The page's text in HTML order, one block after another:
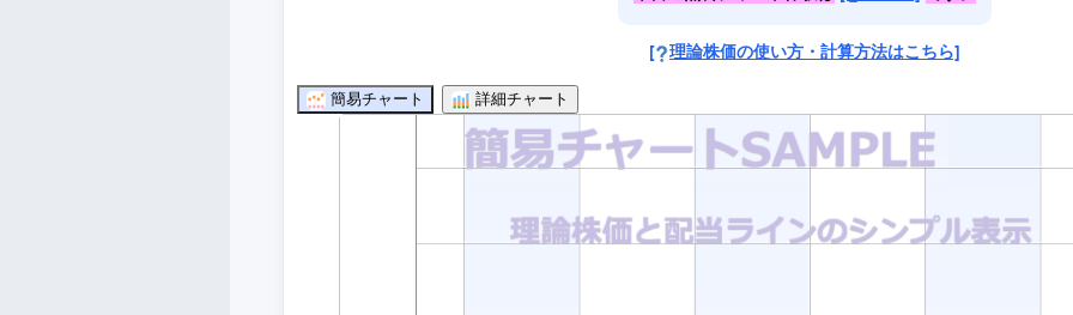
[ 理論株価の使い方・計算方法はこちら]
簡易チャート 詳細チャート